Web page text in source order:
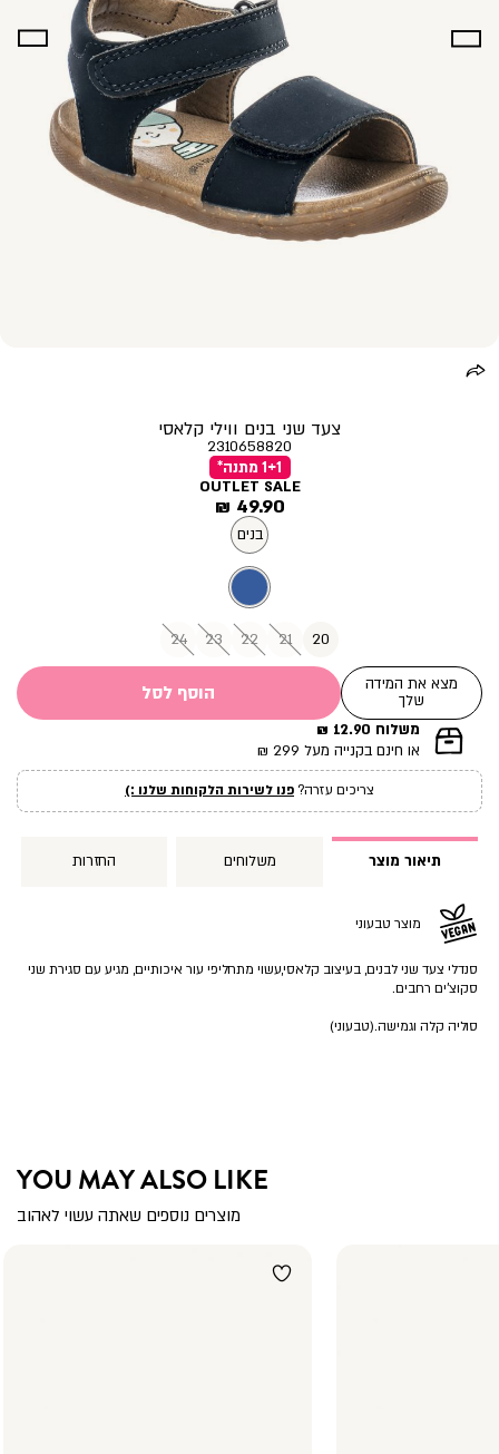
צעד שני בנים ווילי קלאסי
2310658820
1+1 מתנה*
OUTLET SALE
מחיר
מוצר
49.90 ₪
בנים
20
21
22
23
24
מצא את המידה
שלך
הוסף לסל
|
תומך
עמוד
מוצר
משלוח 12.90 ₪
או חינם בקנייה מעל 299 ₪
צריכים עזרה?פנו לשירות הלקוחות שלנו :)
תיאור מוצר משלוחים החזרות
מוצר טבעוני
סנדלי צעד שני לבנים, בעיצוב קלאסי,עשוי מתחליפי עור איכותיים, מגיע עם סגירת שני
סקוצ’ים רחבים.
סוליה קלה וגמישה.(טבעוני)
YOU MAY ALSO LIKE
מוצרים נוספים שאתה עשוי לאהוב